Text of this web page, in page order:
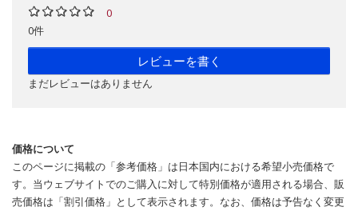
0
0件
レビューを書く
まだレビューはありません
価格について
このページに掲載の「参考価格」は日本国内における希望小売価格で
す。当ウェブサイトでのご購入に対して特別価格が適用される場合、販
売価格は「割引価格」として表示されます。なお、価格は予告なく変更